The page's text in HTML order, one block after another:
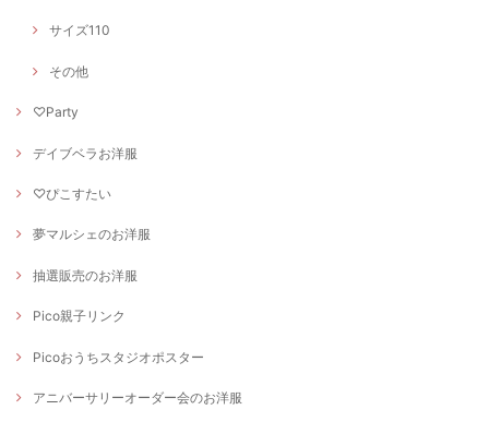
サイズ110
その他
♡Party
デイブベラお洋服
♡ぴこすたい
夢マルシェのお洋服
抽選販売のお洋服
Pico親子リンク
Picoおうちスタジオポスター
アニバーサリーオーダー会のお洋服